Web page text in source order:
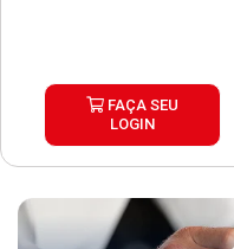
FAÇA SEU
LOGIN